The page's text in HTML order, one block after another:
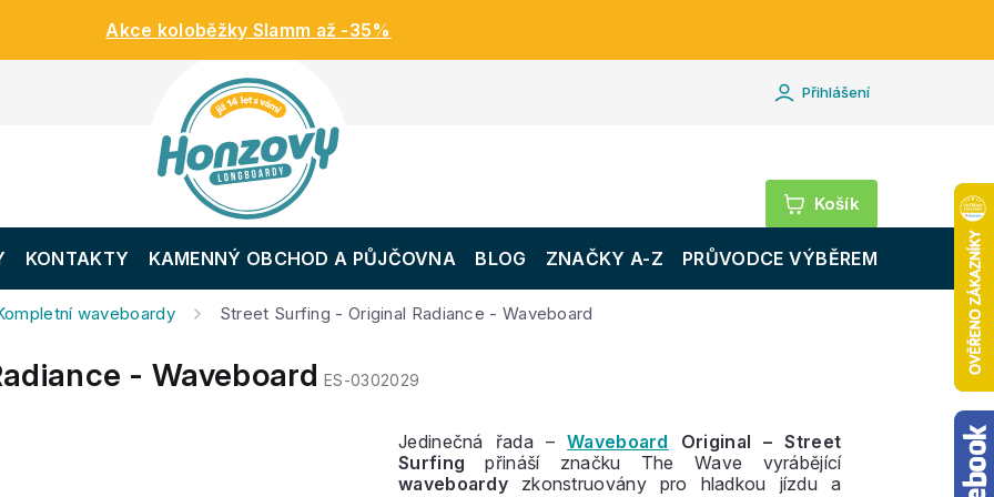
Akce koloběžky Slamm až -35%
Přihlášení
Nákupní
košík
KONTAKTY KAMENNÝ OBCHOD A PŮJČOVNA BLOG ZNAČKY A-Z PRŮVODCE VÝBĚREM
waveboardy Street Surfing - Original Radiance - Waveboard
- Waveboard ES-0302029
Jedinečná řada –Waveboard Original – Street
Surfing přináší značku The Wave vyrábějící
waveboardy zkonstruovány pro hladkou jízdu a